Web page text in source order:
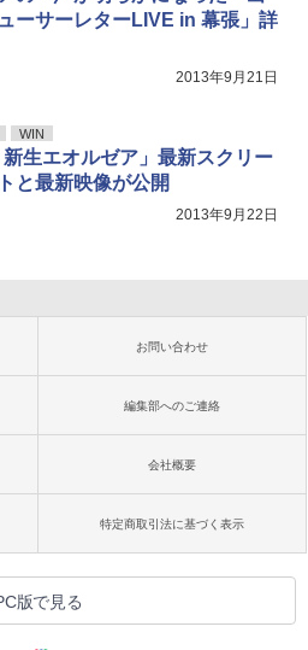
ーサーレターLIVE in 幕張」詳
2013年9月21日
WIN
新生エオルゼア」最新スクリー
と最新映像が公開
2013年9月22日
お問い合わせ
編集部へのご連絡
会社概要
特定商取引法に基づく表示
版で見る